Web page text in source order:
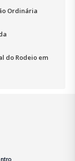
Ordinária
do Rodeio em